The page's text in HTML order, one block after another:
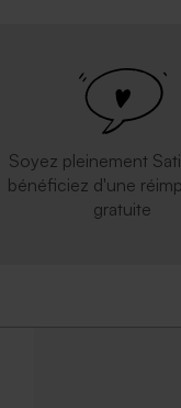
souvenirs en bois
Soyez pleinement
bénéficiez d'une
gratuite